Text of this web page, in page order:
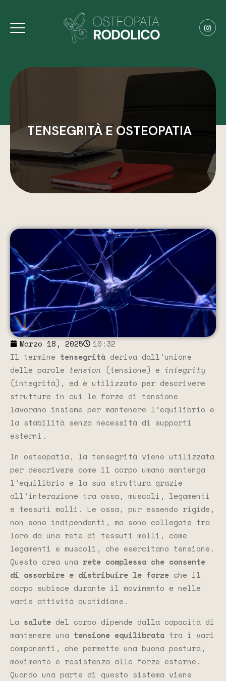
TENSEGRITÀ E OSTEOPATIA
Marzo 18, 2025
10:32
Il termine tensegrità deriva dall’unione
delle parole tension (tensione) e integrity
(integrità), ed è utilizzato per descrivere
strutture in cui le forze di tensione
lavorano insieme per mantenere l’equilibrio e
la stabilità senza necessità di supporti
esterni.
In osteopatia, la tensegrità viene utilizzata
per descrivere come il corpo umano mantenga
l’equilibrio e la sua struttura grazie
all’interazione tra ossa, muscoli, legamenti
e tessuti molli. Le ossa, pur essendo rigide,
non sono indipendenti, ma sono collegate tra
loro da una rete di tessuti molli, come
legamenti e muscoli, che esercitano tensione.
Questo crea una rete complessa che consente
di assorbire e distribuire le forze che il
corpo subisce durante il movimento e nelle
varie attività quotidiane.
La salute del corpo dipende dalla capacità di
mantenere una tensione equilibrata tra i vari
componenti, che permette una buona postura,
movimento e resistenza alle forze esterne.
Quando una parte di questo sistema viene